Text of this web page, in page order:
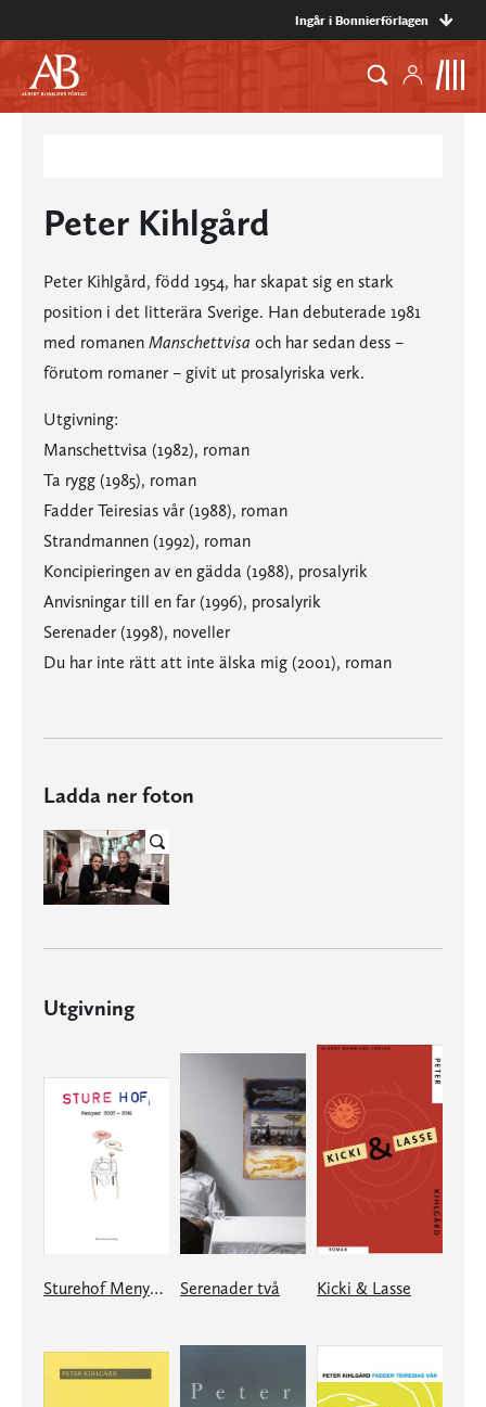
Ingår i Bonnierförlagen
Peter Kihlgård
Peter Kihlgård, född 1954, har skapat sig en stark
position i det litterära Sverige. Han debuterade 1981
med romanen Manschettvisa och har sedan dess –
förutom romaner – givit ut prosalyriska verk.
Utgivning:
Manschettvisa (1982), roman
Ta rygg (1985), roman
Fadder Teiresias vår (1988), roman
Strandmannen (1992), roman
Koncipieringen av en gädda (1988), prosalyrik
Anvisningar till en far (1996), prosalyrik
Serenader (1998), noveller
Du har inte rätt att inte älska mig (2001), roman
Ladda ner foton
Utgivning
Sturehof Menyer 2005-2016 Serenader två Kicki & Lasse